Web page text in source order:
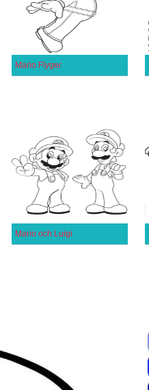
Mario Flyger
Mario och Luigi